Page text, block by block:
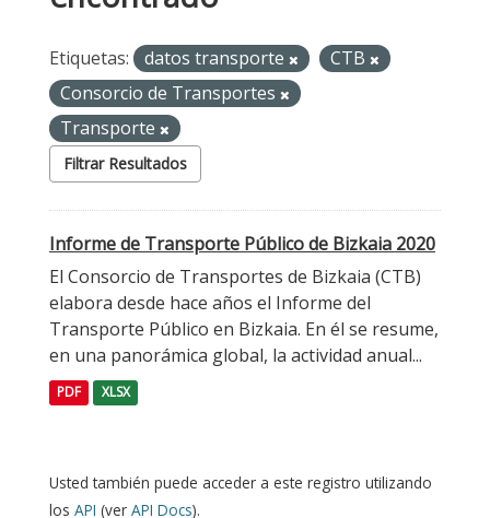
Etiquetas: datos transporte
CTB
Consorcio de Transportes
Transporte
Filtrar Resultados
Informe de Transporte Público de Bizkaia 2020
El Consorcio de Transportes de Bizkaia (CTB)
elabora desde hace años el Informe del
Transporte Público en Bizkaia. En él se resume,
en una panorámica global, la actividad anual...
PDF XLSX
Usted también puede acceder a este registro utilizando
los API (ver API Docs).